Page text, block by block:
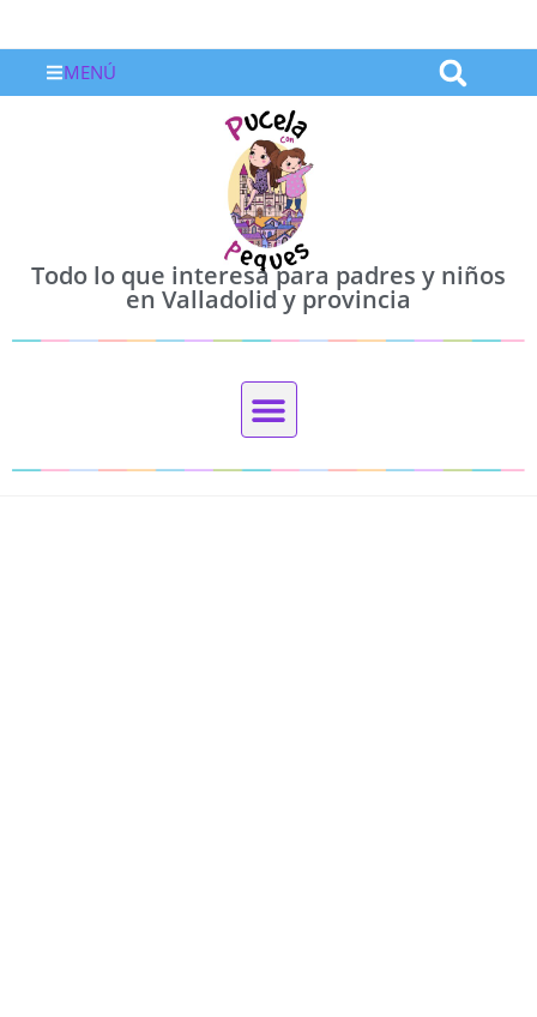
MENÚ
Todo lo que interesa para padres y niños
en Valladolid y provincia